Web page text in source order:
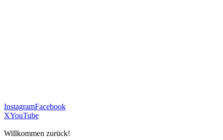
InstagramFacebook
XYouTube
Willkommen zurück!